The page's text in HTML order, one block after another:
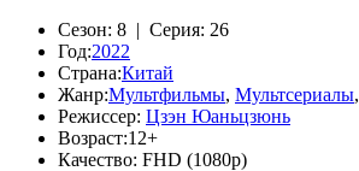
Сезон: 8 | Серия: 26
Год:2022
Страна:Китай
Жанр:Мультфильмы, Мультсериалы,
Режиссер: Цзэн Юаньцзюнь
Возраст:12+
Качество: FHD (1080p)